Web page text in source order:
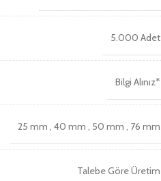
5.000 Adet
Bilgi Alınız*
25 mm ,40 mm , 50 mm , 76 mm
Talebe Göre Üretim